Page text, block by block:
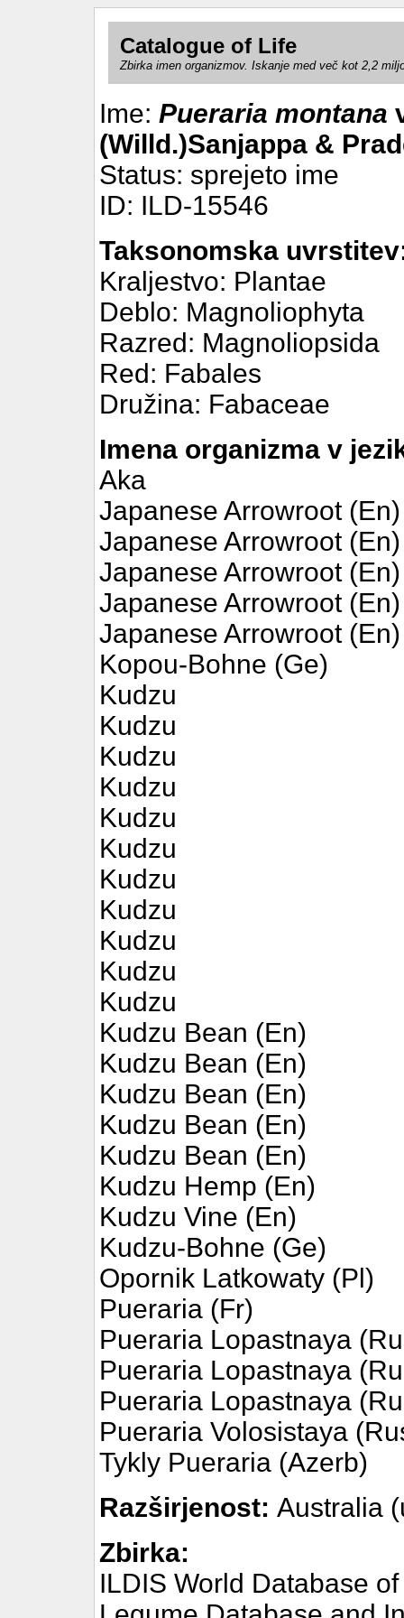
Catalogue of Life
Zbirka imen organizmov. Iskanje med več kot 2,2
Ime: Pueraria montana
(Willd.)Sanjappa &
Status: sprejeto ime
ID: ILD-15546
Taksonomska
Kraljestvo: Plantae
Deblo: Magnoliophyta
Razred: Magnoliopsida
Red: Fabales
Družina: Fabaceae
Imena organizma v
Aka
Japanese Arrowroot (En)
Japanese Arrowroot (En)
Japanese Arrowroot (En)
Japanese Arrowroot (En)
Japanese Arrowroot (En)
Kopou-Bohne (Ge)
Kudzu
Kudzu
Kudzu
Kudzu
Kudzu
Kudzu
Kudzu
Kudzu
Kudzu
Kudzu
Kudzu
Kudzu Bean (En)
Kudzu Bean (En)
Kudzu Bean (En)
Kudzu Bean (En)
Kudzu Bean (En)
Kudzu Hemp (En)
Kudzu Vine (En)
Kudzu-Bohne (Ge)
Opornik Latkowaty (Pl)
Pueraria (Fr)
Pueraria Lopastnaya
Pueraria Lopastnaya
Pueraria Lopastnaya
Pueraria Volosistaya
Tykly Pueraria (Azerb)
Razširjenost: Australia
Zbirka:
ILDIS World Database